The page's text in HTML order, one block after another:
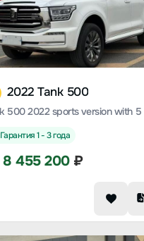
2022 Tank 500
Гарантия 1 - 3 года
8 455 200₽